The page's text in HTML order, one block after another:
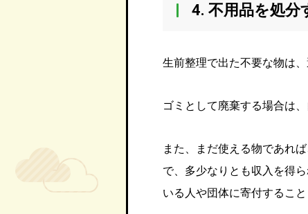
4. 不用品を処分
生前整理で出た不要な物は
ゴミとして廃棄する場合は
また、まだ使える物であれ
で、多少なりとも収入を得
いる人や団体に寄付すること